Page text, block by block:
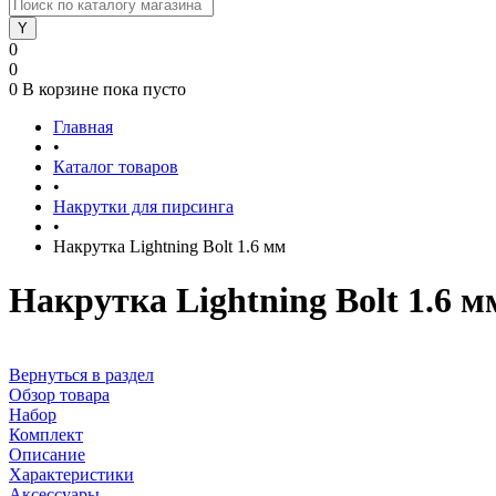
0
0
0 В корзине пока пусто
Главная
•
Каталог товаров
•
Накрутки для пирсинга
•
Накрутка Lightning Bolt 1.6 мм
Накрутка Lightning Bolt 1.6
Вернуться в раздел
Обзор товара
Набор
Комплект
Описание
Характеристики